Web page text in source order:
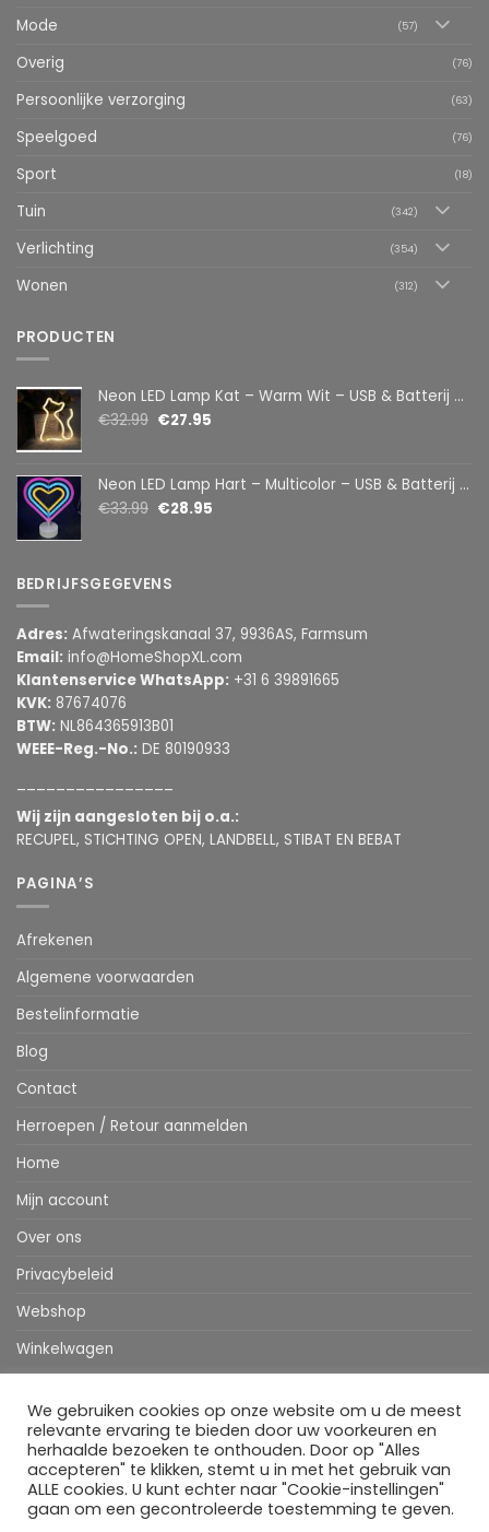
Mode (57)
Overig (76)
Persoonlijke verzorging (63)
Speelgoed (76)
Sport (18)
Tuin (342)
Verlichting (354)
Wonen (312)
PRODUCTEN
Neon LED Lamp Kat – Warm Wit – USB & Batterij – Decoratieve Tafellamp voor Kinderkamer – 28,5 x 24,5 cm
€32.99 €27.95
Neon LED Lamp Hart – Multicolor – USB & Batterij – Hartvormige Sfeerlamp – Kinderkamer & Slaapkamer – 25,2 x 23 cm
€33.99 €28.95
BEDRIJFSGEGEVENS
Adres: Afwateringskanaal 37, 9936AS, Farmsum
Email: info@HomeShopXL.com
Klantenservice WhatsApp: +31 6 39891665
KVK: 87674076
BTW: NL864365913B01
WEEE-Reg.-No.: DE 80190933
Wij zijn aangesloten bij o.a.:
RECUPEL, STICHTING OPEN, LANDBELL, STIBAT EN BEBAT
PAGINA’S
Afrekenen
Algemene voorwaarden
Bestelinformatie
Blog
Contact
Herroepen / Retour aanmelden
Home
Mijn account
Over ons
Privacybeleid
Webshop
Winkelwagen
Stripe MasterCardIDeal BancontactKlarna
Apple
Pay
HOME WEBSHOP MIJN ACCOUNT BESTELINFORMATIE OVER ONS BLOG
Copyright 2026 ©Flatsome Theme
We gebruiken cookies op onze website om u de meest
relevante ervaring te bieden door uw voorkeuren en
herhaalde bezoeken te onthouden. Door op "Alles
accepteren" te klikken, stemt u in met het gebruik van
ALLE cookies. U kunt echter naar "Cookie-instellingen"
gaan om een gecontroleerde toestemming te geven.